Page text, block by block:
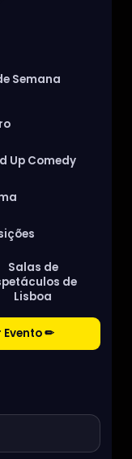
Semana
Up Comedy
Salas de
de
Lisboa
Evento ✏